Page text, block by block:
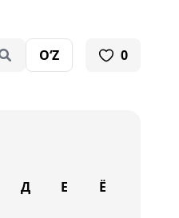
O‘Z 0
Д Е Ё